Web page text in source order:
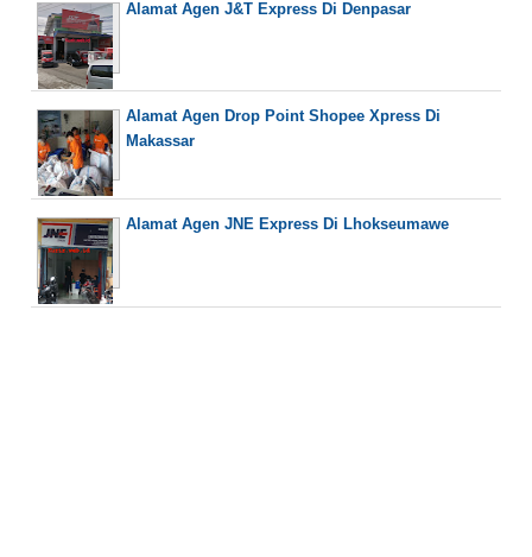
Alamat Agen J&T Express Di Denpasar
Alamat Agen Drop Point Shopee Xpress Di
Makassar
Alamat Agen JNE Express Di Lhokseumawe